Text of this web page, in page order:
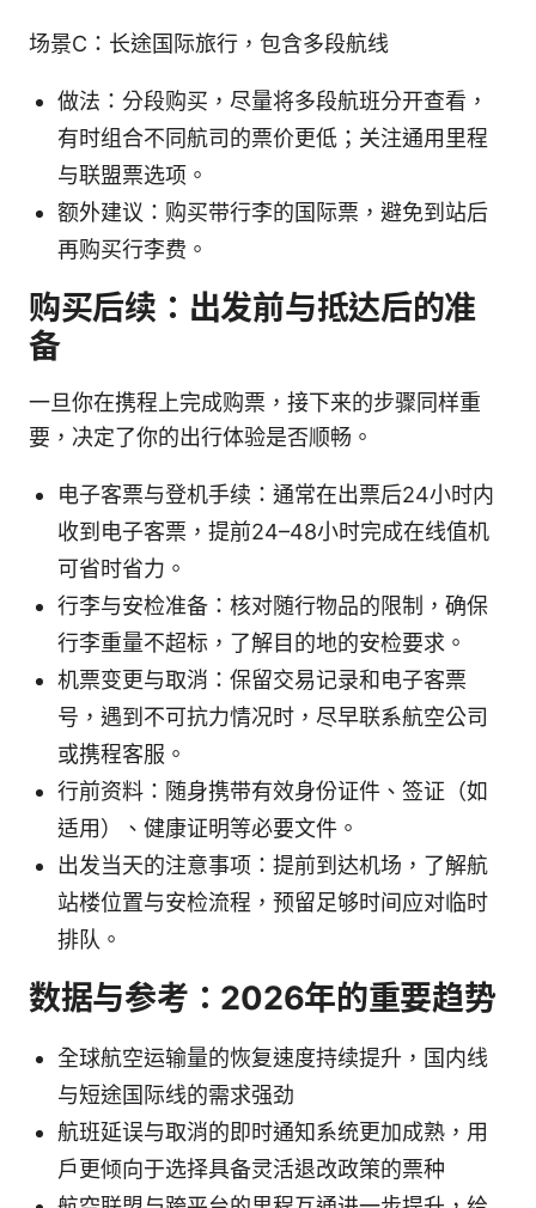
场景C：长途国际旅行，包含多段航线
做法：分段购买，尽量将多段航班分开查看，
有时组合不同航司的票价更低；关注通用里程
与联盟票选项。
额外建议：购买带行李的国际票，避免到站后
再购买行李费。
购买后续：出发前与抵达后的准
备
一旦你在携程上完成购票，接下来的步骤同样重
要，决定了你的出行体验是否顺畅。
电子客票与登机手续：通常在出票后24小时内
收到电子客票，提前24–48小时完成在线值机
可省时省力。
行李与安检准备：核对随行物品的限制，确保
行李重量不超标，了解目的地的安检要求。
机票变更与取消：保留交易记录和电子客票
号，遇到不可抗力情况时，尽早联系航空公司
或携程客服。
行前资料：随身携带有效身份证件、签证（如
适用）、健康证明等必要文件。
出发当天的注意事项：提前到达机场，了解航
站楼位置与安检流程，预留足够时间应对临时
排队。
数据与参考：2026年的重要趋势
全球航空运输量的恢复速度持续提升，国内线
与短途国际线的需求强劲
航班延误与取消的即时通知系统更加成熟，用
户更倾向于选择具备灵活退改政策的票种